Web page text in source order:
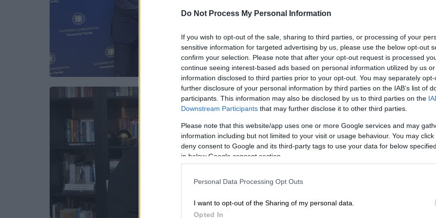
Do Not Process My Personal Information
If you wish to opt-out of the sale, sharing to third parties, or processing of your
sensitive information for targeted advertising by us, please use the below opt-out
confirm your selection. Please note that after your opt-out request is processed
continue seeing interest-based ads based on personal information utilized by us
information disclosed to third parties prior to your opt-out. You may separately
further disclosure of your personal information by third parties on the IAB’s list of
participants. This information may also be disclosed by us to third parties on the
Downstream Participants that may further disclose it to other third parties.
Please note that this website/app uses one or more Google services and may
information including but not limited to your visit or usage behaviour. You may
deny consent to Google and its third-party tags to use your data for below
in below Google consent section.
Personal Data Processing Opt Outs
I want to opt-out of the Sharing of my personal data.
Opted In
Κουτσόπουλος
Το παρασκήνιο της παραίτησης
Εξαδάκτυλου
Ελλάδα |20.01.2026 11:28
Καραχάλιος για Καρυστιανού:
Είναι υπερδεξιά μεσαιωνικού
τύπου - Προσέφυγα στον Ιατρικό
Σύλλογο
Νέα επίθεση μετά τις χθεσινές
δηλώσεις της για τις αμβλώσεις